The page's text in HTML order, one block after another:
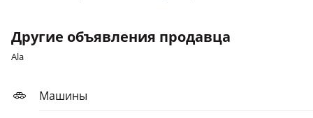
Другие объявления продавца
Ala
Машины